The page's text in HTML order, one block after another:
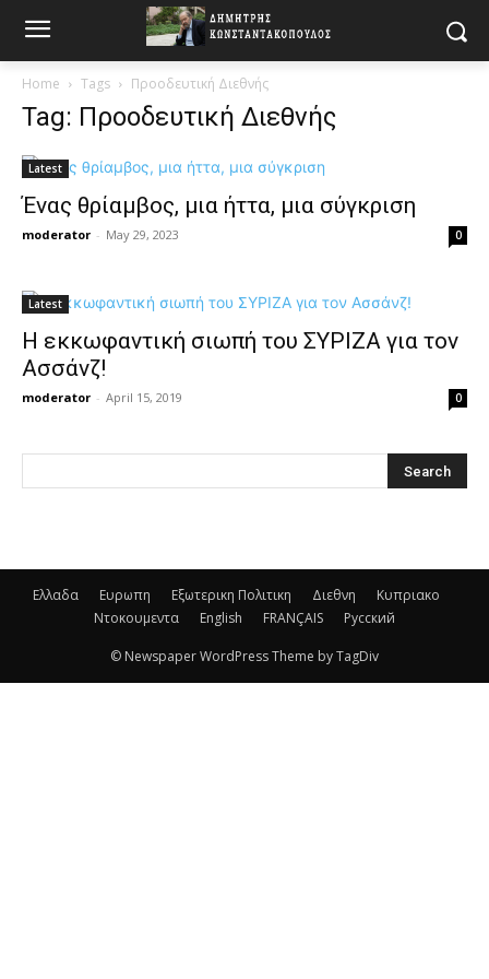
Home Tags Προοδευτική Διεθνής
Tag: Προοδευτική Διεθνής
Latest
Ένας θρίαμβος, μια ήττα, μια σύγκριση
moderator - May 29, 2023 0
Latest
Η εκκωφαντική σιωπή του ΣΥΡΙΖΑ για τον
Ασσάνζ!
moderator - April 15, 2019 0
Ελλαδα Ευρωπη Εξωτερικη Πολιτικη Διεθνη
Κυπριακο
Ντοκουμεντα
English FRANÇAIS Русский
© Newspaper WordPress Theme by TagDiv